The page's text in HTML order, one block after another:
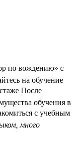
по вождению» с
на обучение
После
обучения в
с учебным
много